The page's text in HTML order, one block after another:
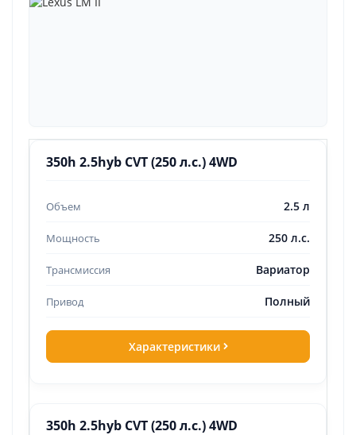
350h 2.5hyb CVT (250 л.с.) 4WD
2.5 л
250 л.с.
Вариатор
Полный
Характеристики
350h 2.5hyb CVT (250 л.с.) 4WD